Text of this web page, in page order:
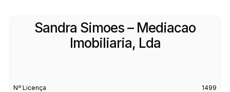
Sandra Simoes – Mediacao
Imobiliaria, Lda
Nº Licença 1499